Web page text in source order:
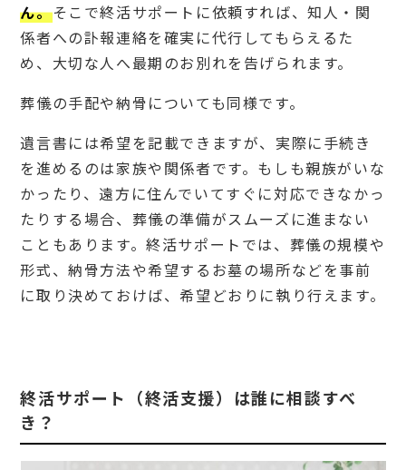
ん。そこで終活サポートに依頼すれば、知人・関
係者への訃報連絡を確実に代行してもらえるた
め、大切な人へ最期のお別れを告げられます。
葬儀の手配や納骨についても同様です。
遺言書には希望を記載できますが、実際に手続き
を進めるのは家族や関係者です。もしも親族がいな
かったり、遠方に住んでいてすぐに対応できなかっ
たりする場合、葬儀の準備がスムーズに進まない
こともあります。終活サポートでは、葬儀の規模や
形式、納骨方法や希望するお墓の場所などを事前
に取り決めておけば、希望どおりに執り行えます。
終活サポート（終活支援）は誰に相談すべ
き？